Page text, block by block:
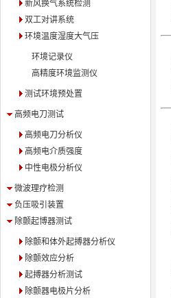
新风换气系统检测
双工对讲系统
环境温度湿度大气压
环境记录仪
高精度环境监测仪
测试环境预处置
高频电刀测试
高频电刀分析仪
高频电介质强度
中性电极分析仪
微波理疗检测
负压吸引装置
除颤起博器测试
除颤和体外起搏器分析仪
除颤效应分析
起搏器分析测试
除颤器电极片分析